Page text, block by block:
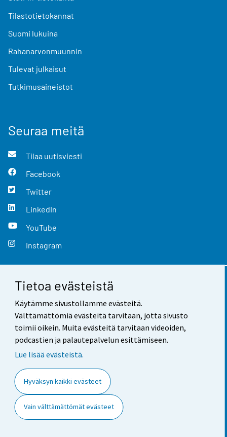
Tietoa evästeistä
Käytämme sivustollamme evästeitä.
Välttämättömiä evästeitä tarvitaan, jotta sivusto
toimii oikein. Muita evästeitä tarvitaan videoiden,
podcastien ja palautepalvelun esittämiseen.
Lue lisää evästeistä.
Hyväksyn kaikki evästeet
Vain välttämättömät evästeet
Tilastotietokannat
Suomi lukuina
Rahanarvonmuunnin
Tulevat julkaisut
Tutkimusaineistot
Seuraa meitä
Tilaa uutisviesti
Facebook
Twitter
LinkedIn
YouTube
Instagram
Yhteystiedot
Palaute
Käyttöehdot
Saavutettavuus
Tietoa sivustosta
Evästeasetukset